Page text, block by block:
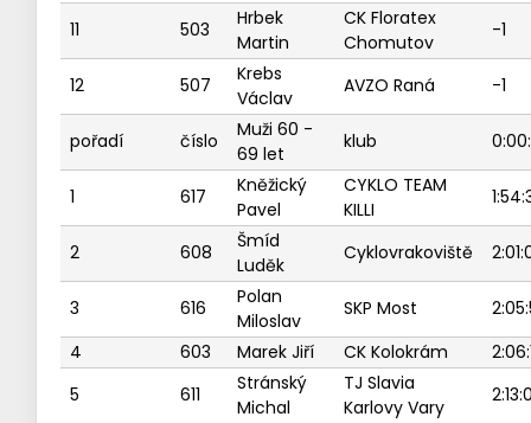
11 503
Hrbek
Martin
CK Floratex
Chomutov
-1
12 507
Krebs
Václav
AVZO Raná -1
pořadí číslo
Muži 60 -
69 let
klub
1 617
Kněžický
Pavel
CYKLO TEAM
KILLI
2 608
Šmíd
Luděk
Cyklovrakoviště
3 616
Polan
Miloslav
SKP Most
4
603 Marek Jiří CK Kolokrám
5
611
Stránský
Michal
TJ Slavia
Karlovy Vary